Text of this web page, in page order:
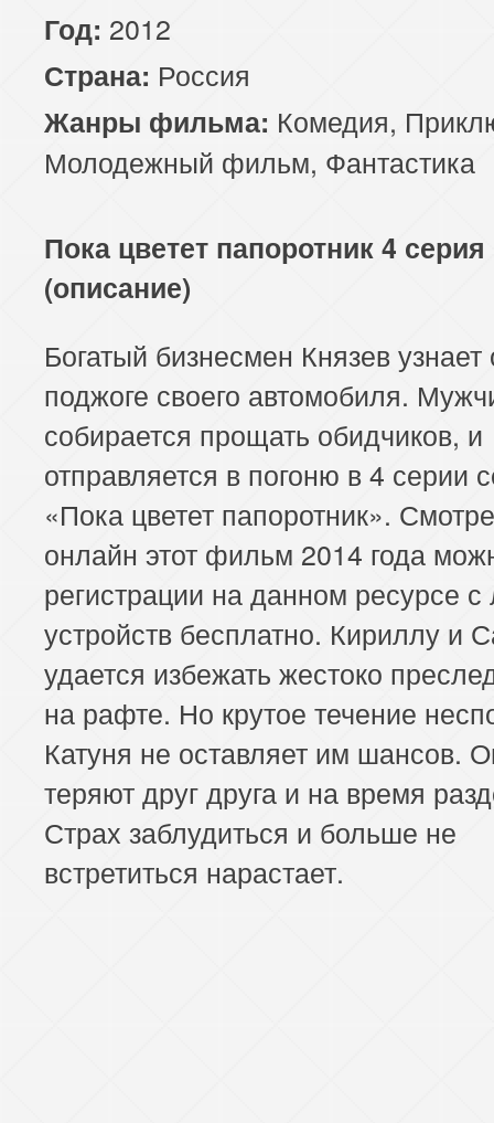
Год: 2012
Страна: Россия
Жанры фильма: Комедия,
Молодежный фильм, Фантастика
Пока цветет папоротник 4 серия
(описание)
Богатый бизнесмен Князев узнает
поджоге своего автомобиля.
собирается прощать обидчиков, и
отправляется в погоню в 4 серии
«Пока цветет папоротник».
онлайн этот фильм 2014 года
регистрации на данном ресурсе
устройств бесплатно. Кириллу и
удается избежать жестоко
на рафте. Но крутое течение
Катуня не оставляет им шансов.
теряют друг друга и на время
Страх заблудиться и больше не
встретиться нарастает.